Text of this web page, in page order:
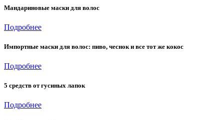
Мандариновые маски для волос
Подробнее
Импортные маски для волос: пиво, чеснок и все тот же кокос
Подробнее
5 средств от гусиных лапок
Подробнее